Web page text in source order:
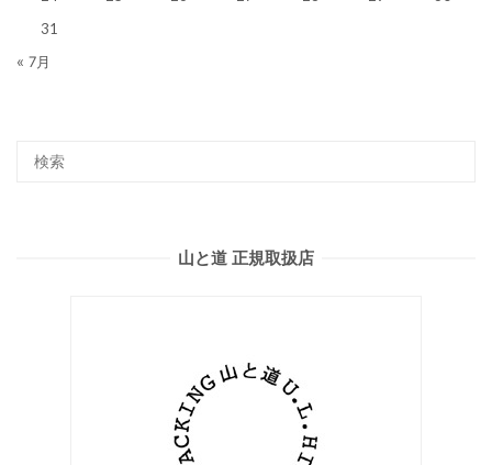
31
« 7月
山と道 正規取扱店